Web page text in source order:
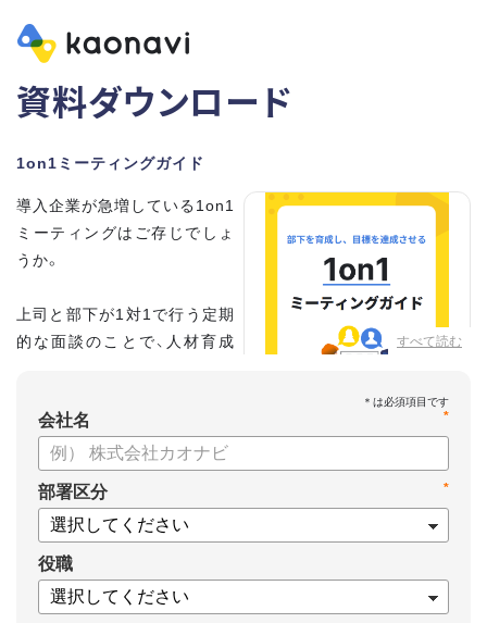
資料ダウンロード
1on1ミーティングガイド
すべて読む
導入企業が急増している1on1
ミーティングはご存じでしょ
うか。
上司と部下が1対1で行う定期
的な面談のことで、人材育成
こちらの資料では、
・1on1とは何か？
・1on1の基本的なやり方
・ 1on1 の基本アジェンダと質問例
についてまとめましたので、ぜひお役立てください。
*
会社名
*
部署区分
役職